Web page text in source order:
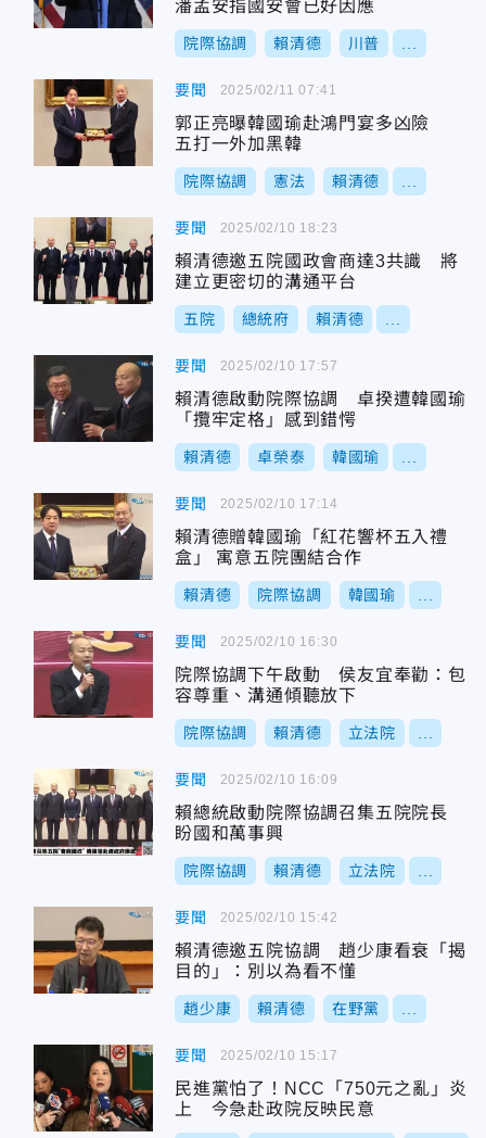
潘孟安指國安會已好因應
院際協調 賴清德 川普
要聞
郭正亮曝韓國瑜赴鴻門宴多凶險
五打一外加黑韓
院際協調 憲法 賴清德
2025/02/11 07:41
要聞
賴清德邀五院國政會商達3共識 將
建立更密切的溝通平台
五院 總統府 賴清德
2025/02/10 18:23
要聞
賴清德啟動院際協調 卓揆遭韓國瑜
「攬牢定格」感到錯愕
賴清德 卓榮泰 韓國瑜
2025/02/10 17:57
要聞
賴清德贈韓國瑜「紅花響杯五入禮
盒」 寓意五院團結合作
賴清德 院際協調 韓國瑜
2025/02/10 17:14
要聞
院際協調下午啟動 侯友宜奉勸：包
容尊重、溝通傾聽放下
院際協調 賴清德 立法院
2025/02/10 16:30
要聞
賴總統啟動院際協調召集五院院長
盼國和萬事興
院際協調 賴清德 立法院
2025/02/10 16:09
要聞
賴清德邀五院協調 趙少康看衰「揭
目的」：別以為看不懂
趙少康 賴清德 在野黨
2025/02/10 15:42
要聞
民進黨怕了！NCC「750元之亂」炎
上 今急赴政院反映民意
2025/02/10 15:17